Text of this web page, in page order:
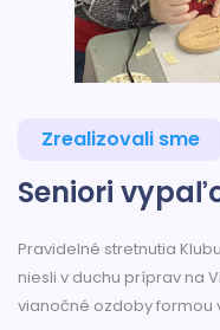
Zrealizovali sme
Seniori
Pravidelné stretnutia
niesli v duchu príprav na
vianočné ozdoby formou